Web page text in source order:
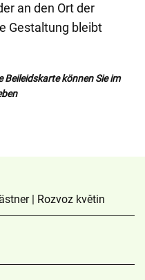
an den Ort der
Gestaltung bleibt
Beileidskarte können Sie im
| Rozvoz květin